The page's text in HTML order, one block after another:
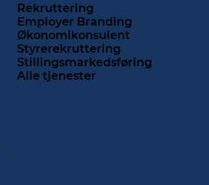
Rekruttering
Employer Branding
Økonomikonsulent
Styrerekruttering
Stillingsmarkedsføring
Alle tjenester